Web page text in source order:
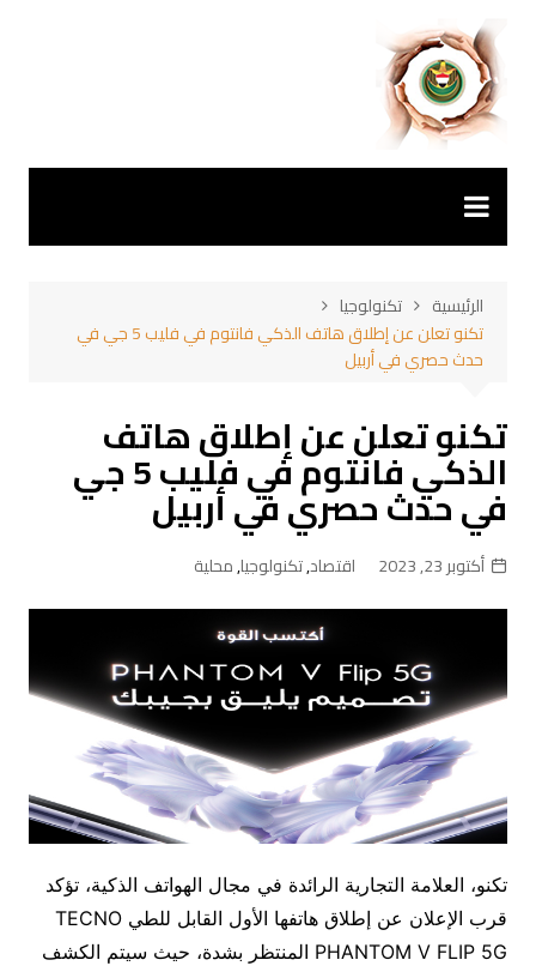
المحتوى
الرئيسية
تكنولوجيا
تكنو تعلن عن إطلاق هاتف الذكي فانتوم في فليب 5 جي في
حدث حصري في أربيل
تكنو تعلن عن إطلاق هاتف
الذكي فانتوم في فليب 5 جي
في حدث حصري في أربيل
أكتوبر 23, 2023 اقتصاد,تكنولوجيا,محلية
تكنو، العلامة التجارية الرائدة في مجال الهواتف الذكية، تؤكد
قرب الإعلان عن إطلاق هاتفها الأول القابل للطي TECNO
PHANTOM V FLIP 5G المنتظر بشدة، حيث سيتم الكشف